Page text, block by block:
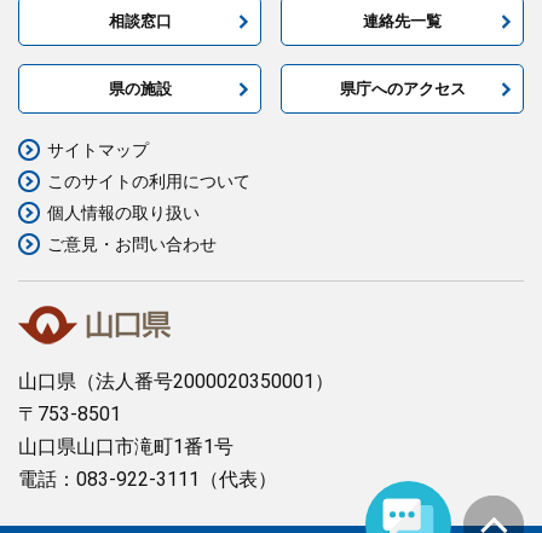
相談窓口 連絡先一覧
県の施設 県庁へのアクセス
山口県 （法人番号2000020350001）
〒753-8501
山口県山口市滝町1番1号
電話：083-922-3111（代表）
サイトマップ
このサイトの利用について
個人情報の取り扱い
ご意見・お問い合わせ